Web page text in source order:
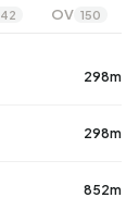
42 OV 150
298m
298m
852m